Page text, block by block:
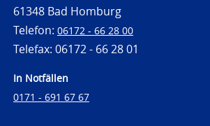
61348 Bad Homburg
Telefon: 06172 - 66 28 00
Telefax: 06172 - 66 28 01
In Notfällen
0171 - 691 67 67